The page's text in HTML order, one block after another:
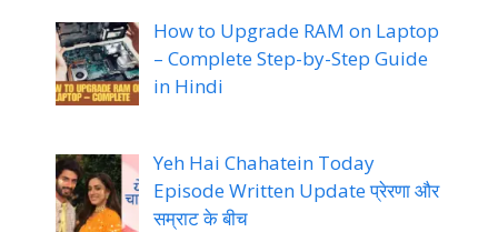
How to Upgrade RAM on Laptop
– Complete Step-by-Step Guide
in Hindi
Yeh Hai Chahatein Today
Episode Written Update प्रेरणा और
सम्राट के बीच